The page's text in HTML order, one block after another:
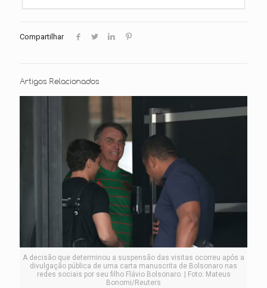
Compartilhar
Artigos Relacionados
A decisão que determinou a suspensão das visitas ocorreu após a
divulgação pública de uma carta manuscrita de Bolsonaro nas
redes sociais por seu filho Flávio Bolsonaro. | Foto: Mateus
Bonomi/Reuters